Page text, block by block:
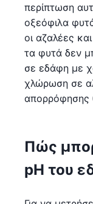
περίπτωση
οξεόφιλα
οι αζαλέες
τα φυτά δεν
σε εδάφη με
χλώρωση σε
απορρόφησης
Πώς
pH του